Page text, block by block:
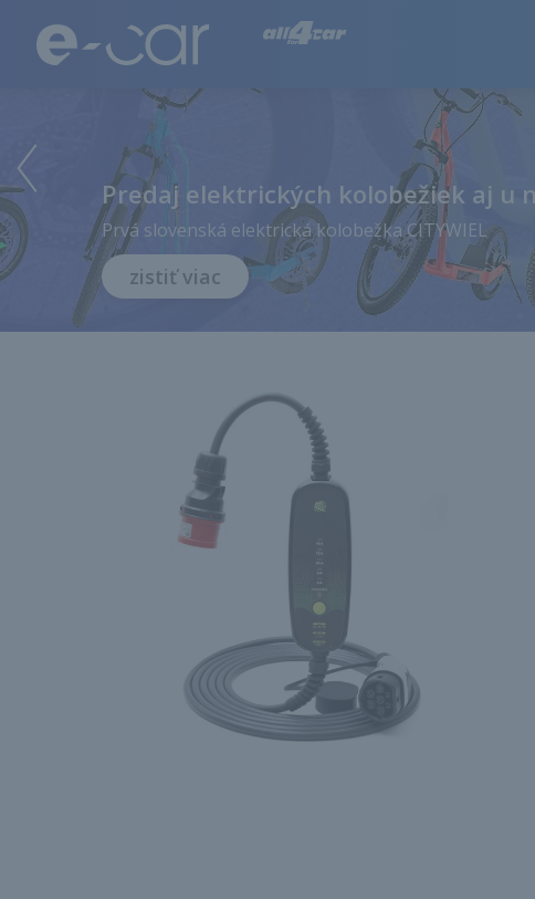
Všetko o elektrických autách
Predaj elektrických kolobežiek aj u
Prvá slovenská elektrická kolobežka CITYWIEL
zistiť viac